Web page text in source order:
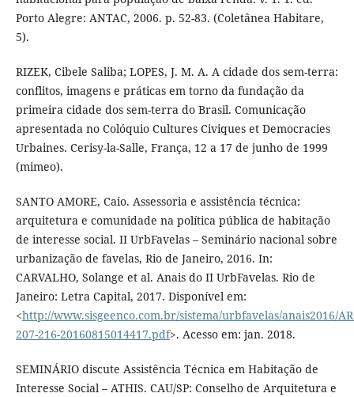
Porto Alegre: ANTAC, 2006. p. 52-83. (Coletânea Habitare,
5).
RIZEK, Cibele Saliba; LOPES, J. M. A. A cidade dos sem-terra:
conflitos, imagens e práticas em torno da fundação da
primeira cidade dos sem-terra do Brasil. Comunicação
apresentada no Colóquio Cultures Civiques et Democracies
Urbaines. Cerisy-la-Salle, França, 12 a 17 de junho de 1999
(mimeo).
SANTO AMORE, Caio. Assessoria e assistência técnica:
arquitetura e comunidade na política pública de habitação
de interesse social. II UrbFavelas – Seminário nacional sobre
urbanização de favelas, Rio de Janeiro, 2016. In:
CARVALHO, Solange et al. Anais do II UrbFavelas. Rio de
Janeiro: Letra Capital, 2017. Disponível em:
<http://www.sisgeenco.com.br/sistema/urbfavelas/anais2016/
207-216-20160815014417.pdf>. Acesso em: jan. 2018.
SEMINÁRIO discute Assistência Técnica em Habitação de
Interesse Social – ATHIS. CAU/SP: Conselho de Arquitetura e